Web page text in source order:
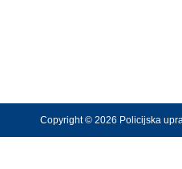
Copyright © 2026 Policijska